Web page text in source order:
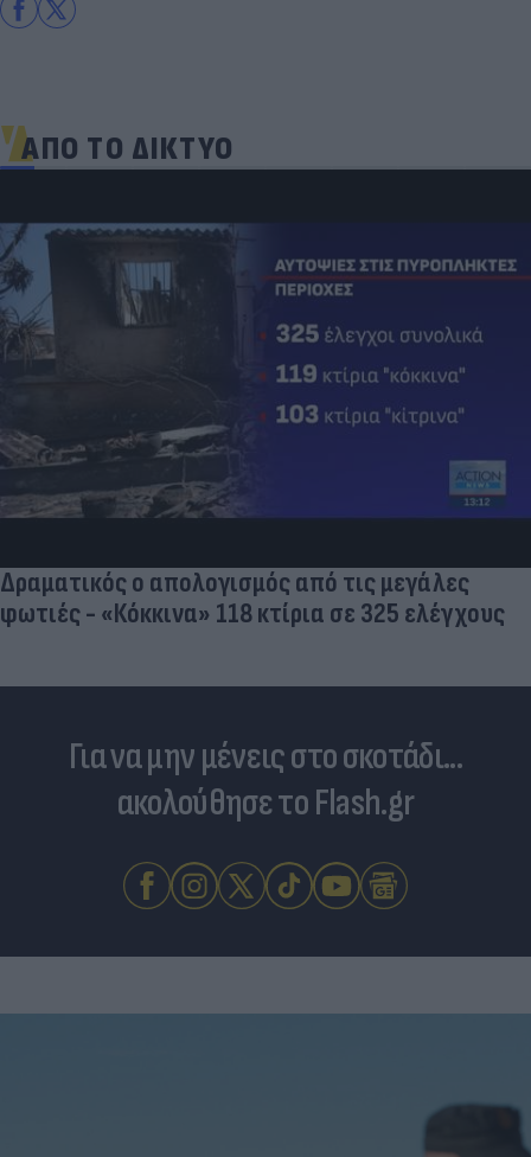
ΑΠΟ ΤΟ ΔΙΚΤΥΟ
Δραματικός ο απολογισμός από τις μεγάλες
φωτιές - «Κόκκινα» 118 κτίρια σε 325 ελέγχους
Για να μην μένεις στο σκοτάδι...
ακολούθησε το Flash.gr